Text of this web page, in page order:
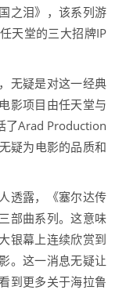
之泪》，该系列游
天堂的三大招牌IP
无疑是对这一经典
影项目由任天堂与
了Arad Production
疑为电影的品质和
透露，《塞尔达传
部曲系列。这意味
银幕上连续欣赏到
。这一消息无疑让
到更多关于海拉鲁